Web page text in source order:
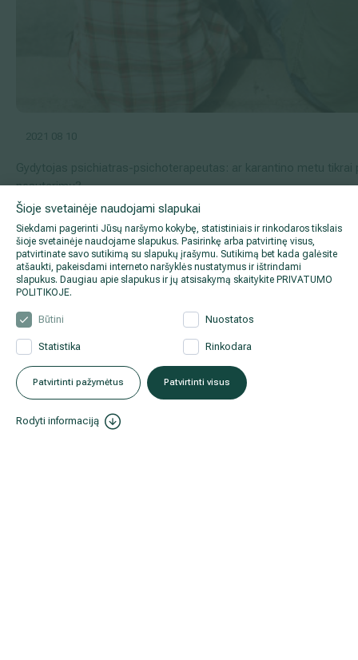
Šioje svetainėje naudojami slapukai
Siekdami pagerinti Jūsų naršymo kokybę, statistiniais ir rinkodaros tikslais
šioje svetainėje naudojame slapukus. Pasirinkę arba patvirtinę visus,
patvirtinate savo sutikimą su slapukų įrašymu. Sutikimą bet kada galėsite
atšaukti, pakeisdami interneto naršyklės nustatymus ir ištrindami
slapukus. Daugiau apie slapukus ir jų atsisakymą skaitykite PRIVATUMO
POLITIKOJE.
Būtini Nuostatos
Statistika Rinkodara
Patvirtinti pažymėtus Patvirtinti visus
Rodyti informaciją
2021 08 10
Gydytojas psichiatras-psichoterapeutas: ar karantino metu tikrai
nesutarimų?
Gydytojų patarimai ir specialios akcijos tik prenumeratoriams.
Prenumeruoti naujienlaiškį